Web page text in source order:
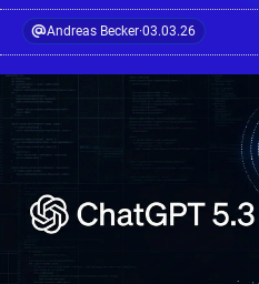
Andreas Becker·03.03.26